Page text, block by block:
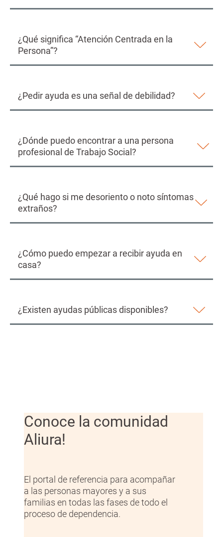
¿Qué significa “Atención Centrada en la
Persona”?
¿Pedir ayuda es una señal de debilidad?
¿Dónde puedo encontrar a una persona
profesional de Trabajo Social?
¿Qué hago si me desoriento o noto síntomas
extraños?
¿Cómo puedo empezar a recibir ayuda en
casa?
¿Existen ayudas públicas disponibles?
Conoce la comunidad
Aliura!
El portal de referencia para acompañar
a las personas mayores y a sus
familias en todas las fases de todo el
proceso de dependencia.